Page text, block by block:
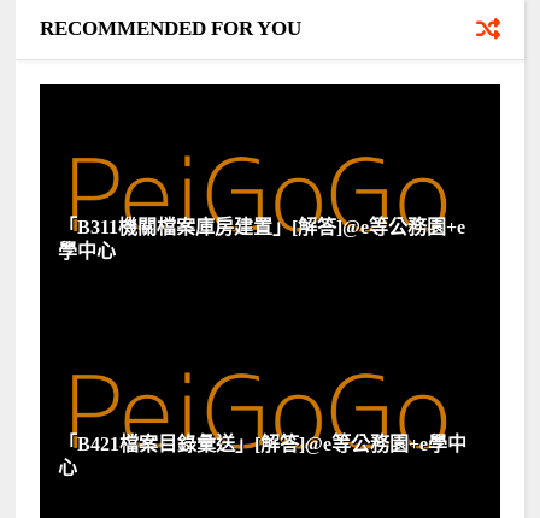
RECOMMENDED FOR YOU
「B311機關檔案庫房建置」[解答]@e等公務園+e
學中心
「B421檔案目錄彙送」[解答]@e等公務園+e學中
心